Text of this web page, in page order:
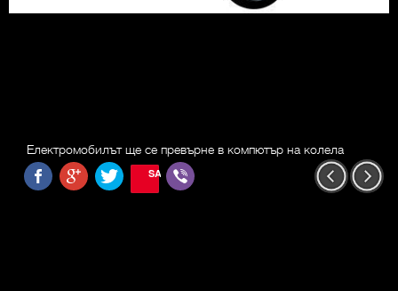
Електромобилът ще се превърне в компютър на колела
SAVE